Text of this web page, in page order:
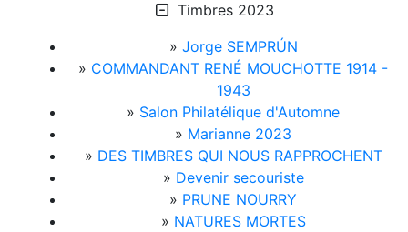
Timbres 2023
» Jorge SEMPRÚN
» COMMANDANT RENÉ MOUCHOTTE 1914 -
1943
» Salon Philatélique d'Automne
» Marianne 2023
» DES TIMBRES QUI NOUS RAPPROCHENT
» Devenir secouriste
» PRUNE NOURRY
» NATURES MORTES